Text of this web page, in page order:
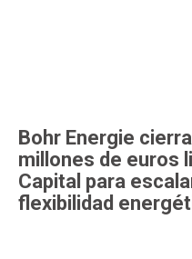
Bohr Energie
millones de euros
Capital para
flexibilidad